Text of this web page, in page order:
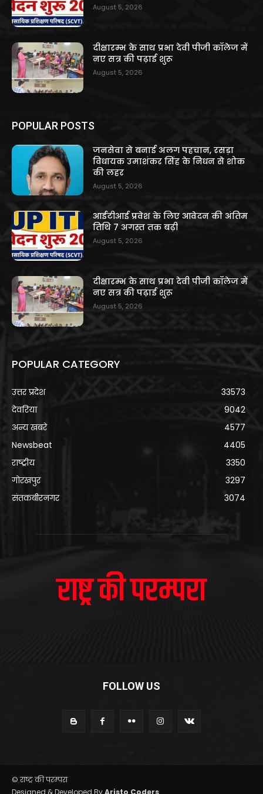
August 5, 2026
दीक्षारम्भ के साथ प्रभा देवी पीजी कॉलेज में
नए सत्र की पढ़ाई शुरू
August 5, 2026
POPULAR POSTS
जनसेवा से बनाई अलग पहचान, रसड़ा
विधायक उमाशंकर सिंह के निधन से शोक
की लहर
August 5, 2026
आईटीआई प्रवेश के लिए आवेदन की अंतिम
तिथि 7 अगस्त तक बढ़ी
August 5, 2026
दीक्षारम्भ के साथ प्रभा देवी पीजी कॉलेज में
नए सत्र की पढ़ाई शुरू
August 5, 2026
POPULAR CATEGORY
उत्तर प्रदेश
33573
देवरिया
9042
अन्य खबरे
4577
Newsbeat
4405
राष्ट्रीय
3350
गोरखपुर
3297
संतकबीरनगर
3074
FOLLOW US
© राष्ट्र की परम्परा